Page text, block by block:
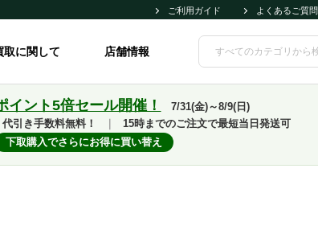
ご利用ガイド よくあるご質問
取に関して 店舗情報
イント5倍セール開催！
7/31(金)～8/9(日)
引き手数料無料！
15時までのご注文で最短当日発送可
下取購入でさらにお得に買い替え